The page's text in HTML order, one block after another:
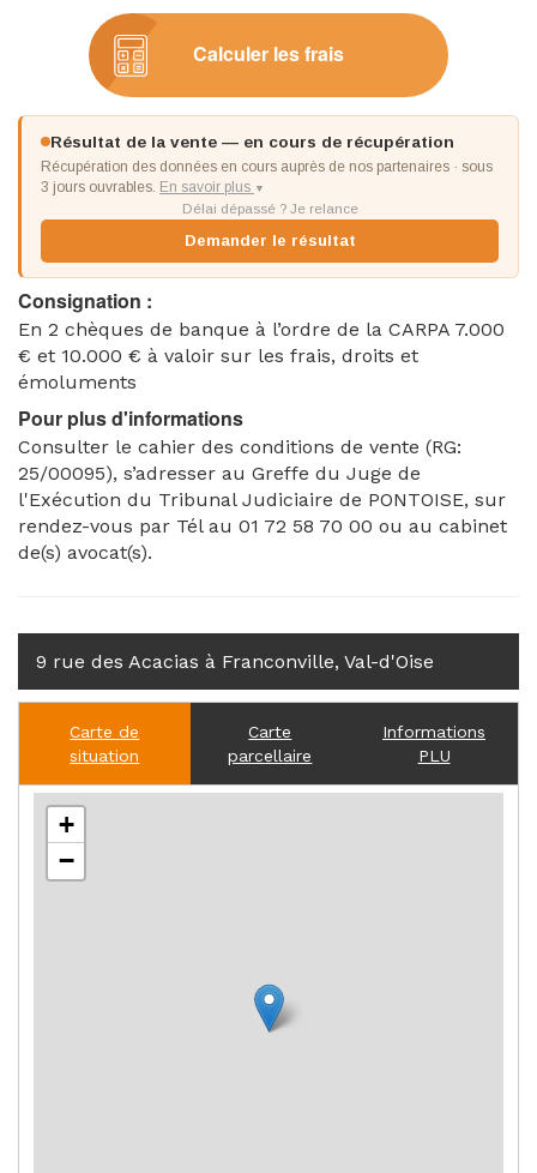
Calculer les frais
Résultat de la vente — en cours de récupération
Récupération des données en cours auprès de nos partenaires · sous
3 jours ouvrables. En savoir plus ▼
Délai dépassé ? Je relance
Demander le résultat
Consignation :
En 2 chèques de banque à l’ordre de la CARPA 7.000
€ et 10.000 € à valoir sur les frais, droits et
émoluments
Pour plus d'informations
Consulter le cahier des conditions de vente (RG:
25/00095), s’adresser au Greffe du Juge de
l'Exécution du Tribunal Judiciaire de PONTOISE, sur
rendez-vous par Tél au 01 72 58 70 00 ou au cabinet
de(s) avocat(s).
9 rue des Acacias à Franconville, Val-d'Oise
Carte de
situation
Carte
parcellaire
Informations
PLU
+
−